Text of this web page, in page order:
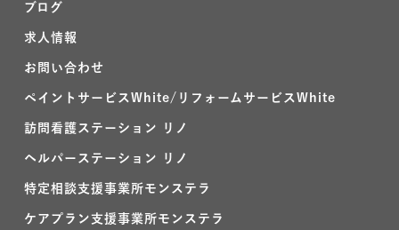
ブログ
求人情報
お問い合わせ
ペイントサービスWhite/リフォームサービスWhite
訪問看護ステーション リノ
ヘルパーステーション リノ
特定相談支援事業所モンステラ
ケアプラン支援事業所モンステラ